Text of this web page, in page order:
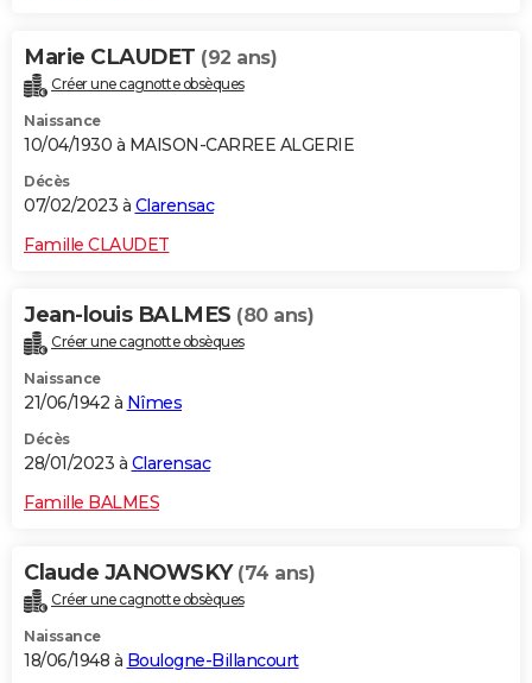
Marie CLAUDET (92 ans)
Créer une cagnotte obsèques
Naissance
10/04/1930 à MAISON-CARREE ALGERIE
Décès
07/02/2023 à Clarensac
Famille CLAUDET
Jean-louis BALMES (80 ans)
Créer une cagnotte obsèques
Naissance
21/06/1942 à Nîmes
Décès
28/01/2023 à Clarensac
Famille BALMES
Claude JANOWSKY (74 ans)
Créer une cagnotte obsèques
Naissance
18/06/1948 à Boulogne-Billancourt